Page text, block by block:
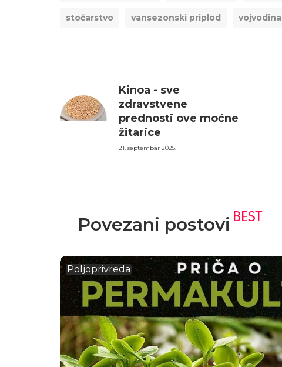
stočarstvo vansezonski priplod vojvodina
Kinoa - sve
zdravstvene
prednosti ove moćne
žitarice
21. septembar 2025.
Povezani postovi BEST
Poljoprivreda